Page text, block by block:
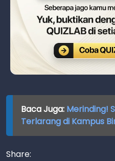
Baca Juga: Merinding!
Terlarang di Kampus
Share: